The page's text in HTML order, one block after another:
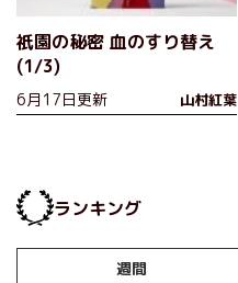
祇園の秘密 血のすり替え
(1/3)
6月17日更新 山村紅葉
ランキング
週間